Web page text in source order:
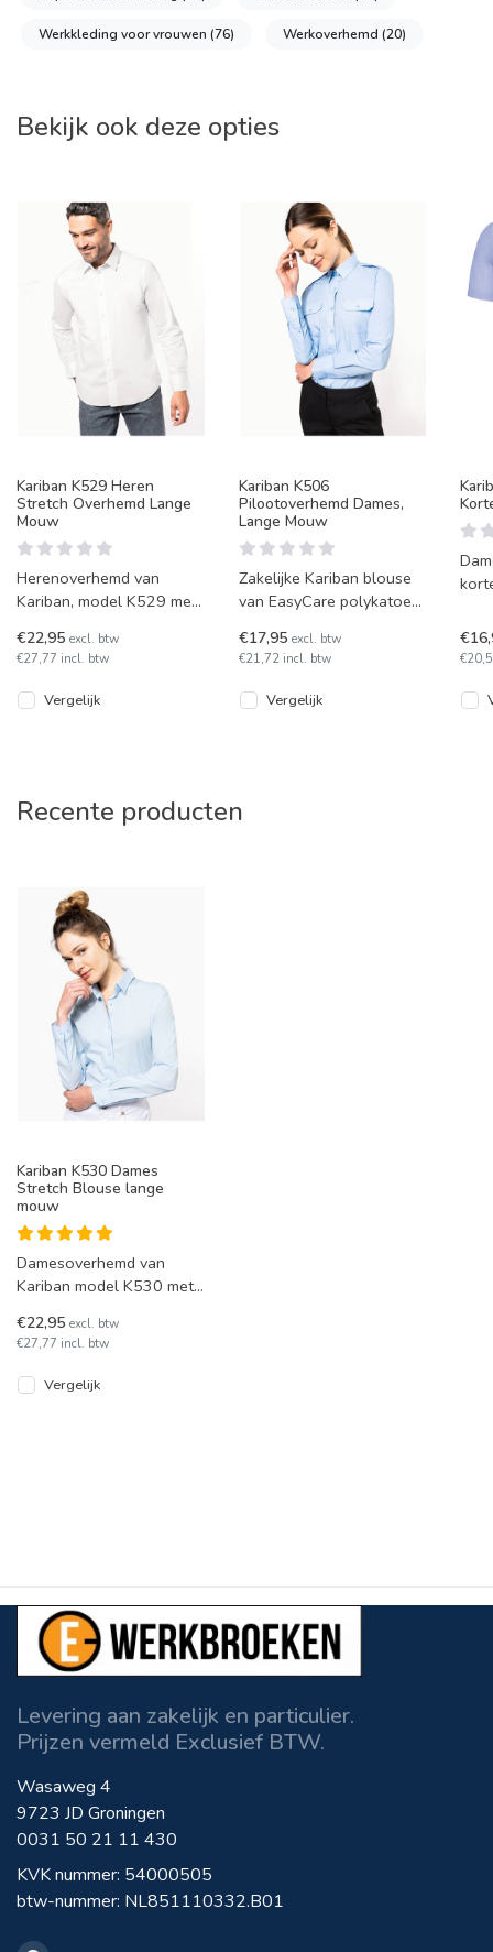
Werkkleding voor vrouwen (76) Werkoverhemd (20)
Bekijk ook deze opties
Kariban K529 Heren
Stretch Overhemd Lange
Mouw
Herenoverhemd van
Kariban, model K529 met
herenoverhemd heeft
stretch technologie
€22,95 excl. btw
€27,77 incl. btw
Vergelijk
Kariban K506
Pilootoverhemd Dames,
Lange Mouw
Zakelijke Kariban blouse
van EasyCare polykatoen,
knoopmanchetten.
Pilootmodel in
€17,95 excl. btw
€21,72 incl. btw
Vergelijk
t/m
Recente producten
Kariban K530 Dames
Stretch Blouse lange
mouw
Damesoverhemd van
Kariban model K530 met
damesoverhemd heeft
comfortabel stretch k
€22,95 excl. btw
€27,77 incl. btw
Vergelijk
Levering aan zakelijk en particulier.
Prijzen vermeld Exclusief BTW.
Wasaweg 4
9723 JD Groningen
0031 50 21 11 430
KVK nummer: 54000505
btw-nummer: NL851110332.B01